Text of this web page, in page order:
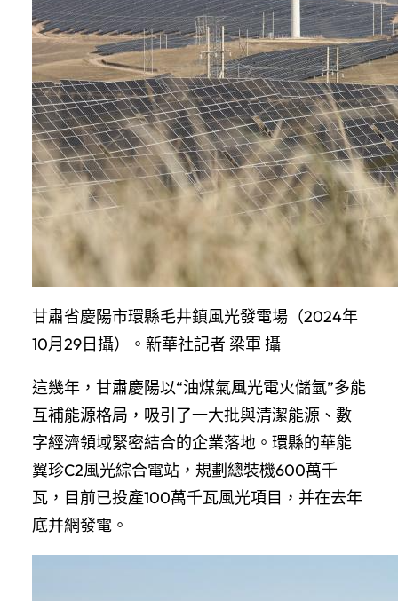
甘肅省慶陽市環縣毛井鎮風光發電場（2024年
10月29日攝）。新華社記者 梁軍 攝
這幾年，甘肅慶陽以“油煤氣風光電火儲氫”多能
互補能源格局，吸引了一大批與清潔能源、數
字經濟領域緊密結合的企業落地。環縣的華能
翼珍C2風光綜合電站，規劃總裝機600萬千
瓦，目前已投產100萬千瓦風光項目，并在去年
底并網發電。